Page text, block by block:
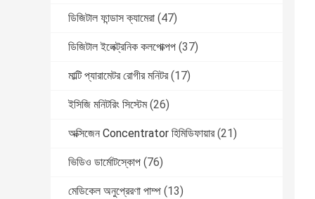
ডিজিটাল ফান্ডাস ক্যামেরা (47)
ডিজিটাল ইলেক্ট্রনিক কলপোক্পপ (37)
মাল্টি প্যারামেটর রোগীর মনিটর (17)
ইসিজি মনিটরিং সিস্টেম (26)
অক্সিজেন Concentrator হিমিডিফায়ার (21)
ভিডিও ডার্মোটস্কোপ (76)
মেডিকেল অনুপ্রেরণা পাম্প (13)